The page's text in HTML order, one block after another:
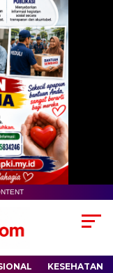
KESEHATAN